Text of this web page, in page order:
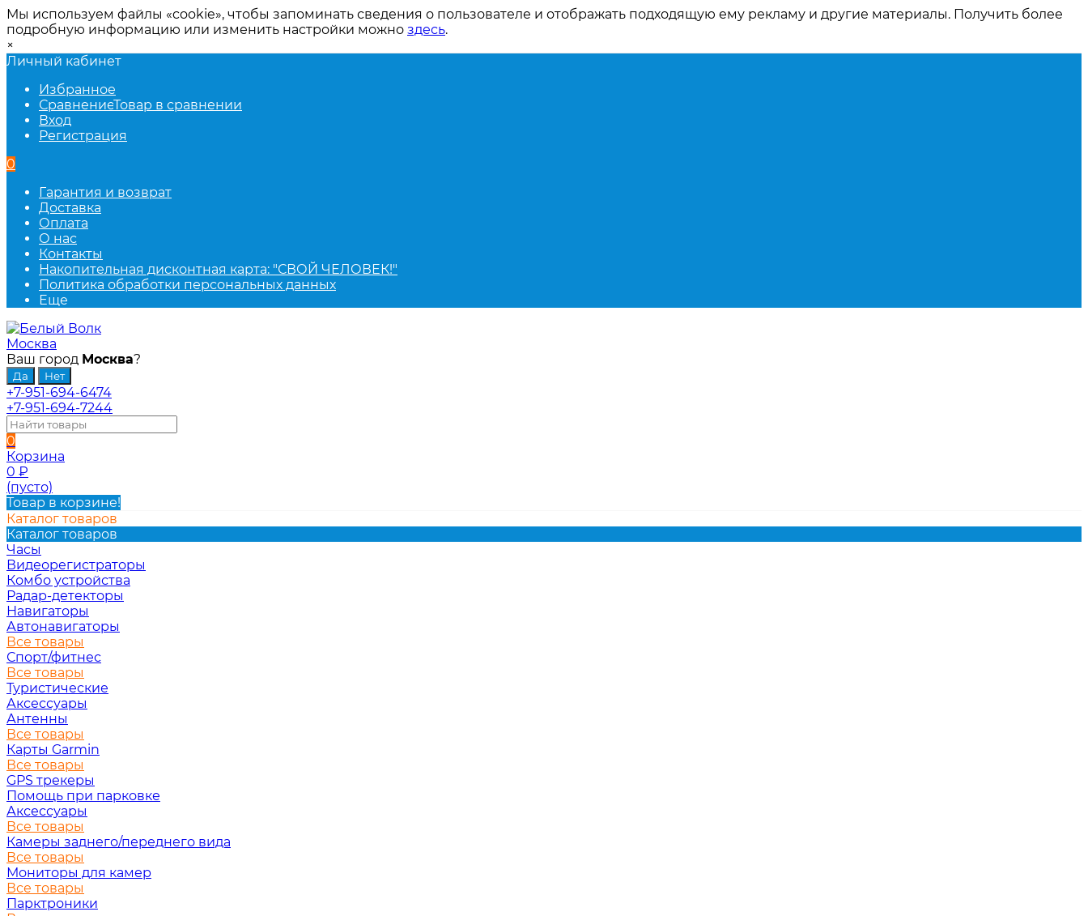
Мы используем файлы «cookie», чтобы запоминать сведения о пользователе и отображать подходящую ему рекламу и другие материалы. Получить более
подробную информацию или изменить настройки можно здесь.
×
Личный кабинет
Избранное
СравнениеТовар в сравнении
Вход
Регистрация
0
Гарантия и возврат
Доставка
Оплата
О нас
Контакты
Накопительная дисконтная карта: "СВОЙ ЧЕЛОВЕК!"
Политика обработки персональных данных
Еще
Москва
Ваш город Москва?
+7-951-694-6474
+7-951-694-7244
0
Корзина
0 ₽
(пусто)
Товар в корзине!
Каталог товаров
Каталог товаров
Часы
Видеорегистраторы
Комбо устройства
Радар-детекторы
Навигаторы
Автонавигаторы
Все товары
Спорт/фитнес
Все товары
Туристические
Аксессуары
Антенны
Все товары
Карты Garmin
Все товары
GPS трекеры
Помощь при парковке
Аксессуары
Все товары
Камеры заднего/переднего вида
Все товары
Мониторы для камер
Все товары
Парктроники